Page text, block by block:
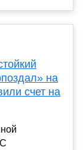
на
счет на